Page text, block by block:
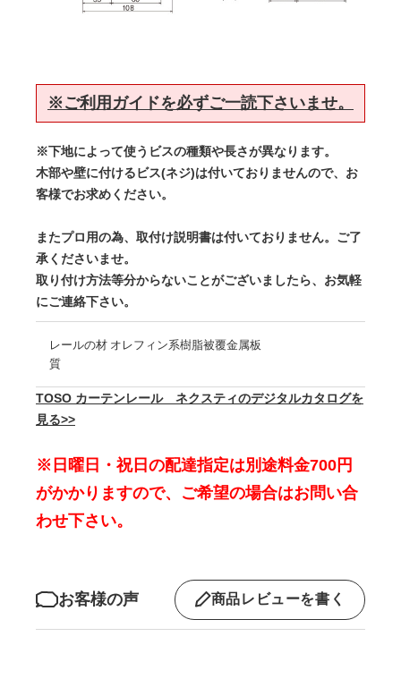
※ご利用ガイドを必ずご一読下さいませ。
※下地によって使うビスの種類や長さが異なります。
木部や壁に付けるビス(ネジ)は付いておりませんので、お
客様でお求めください。
またプロ用の為、取付け説明書は付いておりません。ご了
承くださいませ。
取り付け方法等分からないことがございましたら、お気軽
にご連絡下さい。
レールの材
質
オレフィン系樹脂被覆金属板
TOSO カーテンレール ネクスティのデジタルカタログを
見る>>
※日曜日・祝日の配達指定は別途料金700円
がかかりますので、ご希望の場合はお問い合
わせ下さい。
お客様の声 商品レビューを書く